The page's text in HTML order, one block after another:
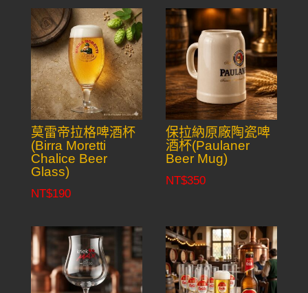
莫雷帝拉格啤酒杯
(Birra Moretti
Chalice Beer
Glass)
NT$190
保拉納原廠陶瓷啤
酒杯(Paulaner
Beer Mug)
NT$350